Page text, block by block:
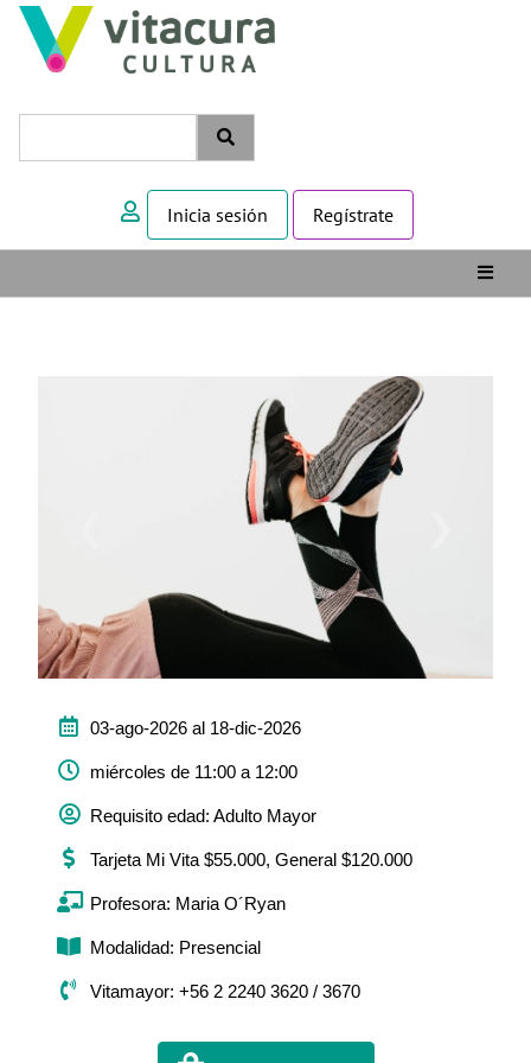
Inicia sesión Regístrate
03-ago-2026 al 18-dic-2026
miércoles de 11:00 a 12:00
Requisito edad: Adulto Mayor
Tarjeta Mi Vita $55.000, General $120.000
Profesora: Maria O´Ryan
Modalidad: Presencial
Vitamayor: +56 2 2240 3620 / 3670